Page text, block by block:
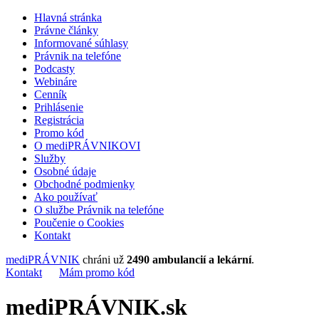
Hlavná stránka
Právne články
Informované súhlasy
Právnik na telefóne
Podcasty
Webináre
Cenník
Prihlásenie
Registrácia
Promo kód
O mediPRÁVNIKOVI
Služby
Osobné údaje
Obchodné podmienky
Ako používať
O službe Právnik na telefóne
Poučenie o Cookies
Kontakt
mediPRÁVNIK chráni už 2490 ambulancií a lekární.
Kontakt
Mám promo kód
mediPRÁVNIK.sk